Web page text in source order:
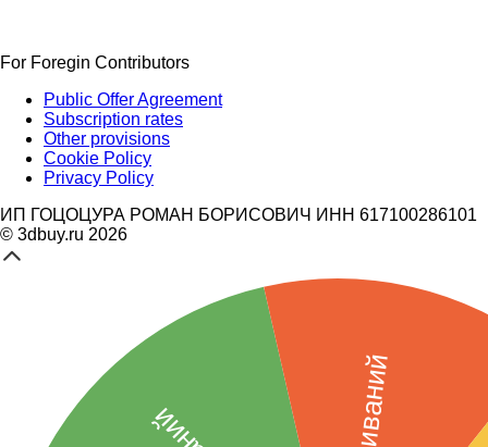
For Foregin Contributors
Public Offer Agreement
Subscription rates
Other provisions
Cookie Policy
Privacy Policy
ИП ГОЦОЦУРА РОМАН БОРИСОВИЧ ИНН 617100286101
© 3dbuy.ru 2026